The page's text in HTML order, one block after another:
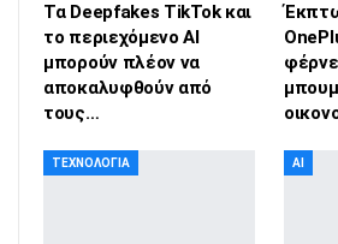
Τα Deepfakes TikTok και
το περιεχόμενο AI
μπορούν πλέον να
αποκαλυφθούν από
τους…
ΤΕΧΝΟΛΟΓΊΑ AI